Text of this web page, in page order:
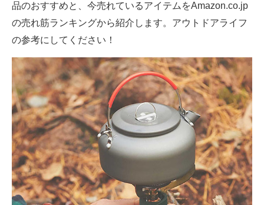
スマホと通信の最新トレンド
進化するPCとデバイスの未来
好きが集まる 比べて選べる
ビジネスと働き方のヒント
AI活用のいまが分かる
企業ITのトレンドを詳説
経営リーダーのコミュニティ
マーケ×ITの今がよく分かる
品のおすすめと、今売れているアイテムをAmazon.co.jp
の売れ筋ランキングから紹介します。アウトドアライフ
の参考にしてください！